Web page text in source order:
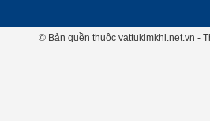
© Bản quền thuộc vattukimkhi.net.vn -